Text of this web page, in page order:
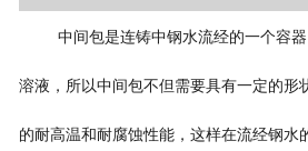
中间包是连铸中钢水流经的一个容
溶液，所以中间包不但需要具有一定的形
的耐高温和耐腐蚀性能，这样在流经钢水